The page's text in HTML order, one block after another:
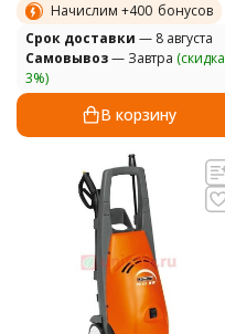
Начислим +400 бонусов
Cрок доставки — 8 августа
Самовывоз— Завтра (скидка
3%)
В корзину